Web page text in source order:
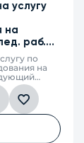
услугу
на
раб.
24, 1 г.
по
на
business
выхода